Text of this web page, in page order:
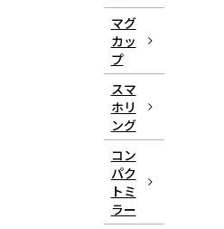
マグ
カッ
プ
スマ
ホリ
ング
コン
パク
トミ
ラー